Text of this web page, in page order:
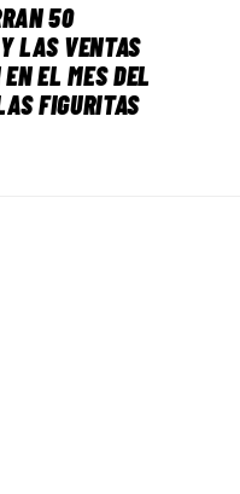
50
LAS VENTAS
EL MES DEL
FIGURITAS